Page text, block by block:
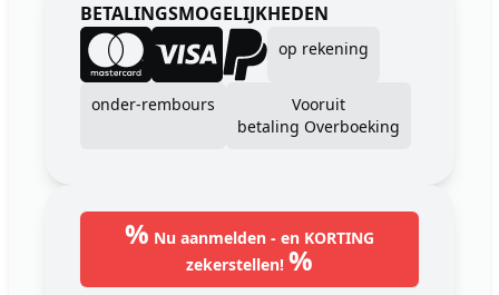
BETALINGSMOGELIJKHEDEN
op rekening
onder-rembours
Vooruit
betaling Overboeking
% Nu aanmelden - en KORTING
zekerstellen! %